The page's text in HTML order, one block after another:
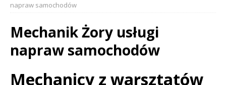
napraw samochodów
Mechanik Żory usługi
napraw samochodów
Mechanicy z warsztatów